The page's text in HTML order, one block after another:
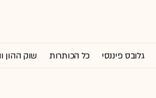
גלובס פיננסי כל הכותרות שוק ההון